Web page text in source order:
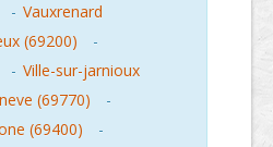
- Vauxrenard
(69200)
-
- Ville-sur-jarnioux
(69770)
-
(69400)
-